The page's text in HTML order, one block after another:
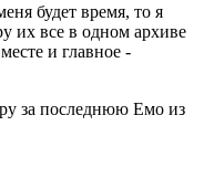
будет время, то я
их все в одном архиве
и главное -
за последнюю Емо из